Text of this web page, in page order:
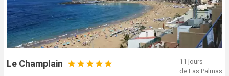
Le Champlain
11 jours
de Las Palmas